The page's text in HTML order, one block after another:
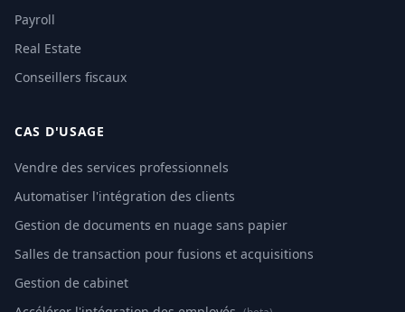
Payroll
Real Estate
Conseillers fiscaux
CAS D'USAGE
Vendre des services professionnels
Automatiser l'intégration des clients
Gestion de documents en nuage sans papier
Salles de transaction pour fusions et acquisitions
Gestion de cabinet